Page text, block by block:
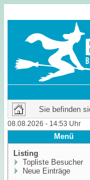
Sie befinden
08.08.2026 - 14:53 Uhr
Menü
Listing
Topliste Besucher
Neue Einträge